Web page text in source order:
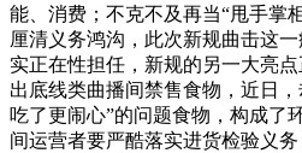
能、消费；不克不及再当“甩手掌
厘清义务鸿沟，此次新规曲击这
实正在性担任，新规的另一大亮
出底线类曲播间禁售食物，近日，
吃了更闹心”的问题食物，构成了
间运营者要严酷落实进货检验义